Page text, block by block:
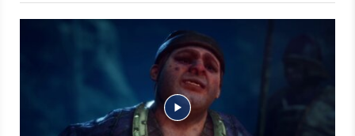
die Stärken und Schwächen eurer Bewohner kennen und sie
ideal einsetzen. Jeder Siedler ist wichtig, ob als Kind in der
Ausbildung oder als erfahrener Kämpfer bei Erkundungen des
Umlands. Im Vorschau-Video zu Gord stellen wir die
Besonderheiten dieses Strategiespiels vor, das aktuellem beim
Entwickler-Studio Covenant entsteht und am 8. August
bereits für den PC erscheinen soll.